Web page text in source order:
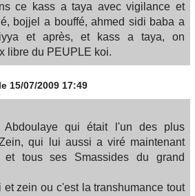
ce kass a taya avec vigilance et
bojjel a bouffé, ahmed sidi baba a
et après, et kass a taya, on
libre du PEUPLE koi.
le 15/07/2009 17:49
Abdoulaye qui était l'un des plus
qui lui aussi a viré maintenant
tous ses Smassides du grand
et zein ou c'est la transhumance tout